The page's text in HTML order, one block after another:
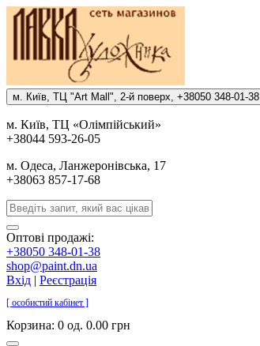
м. Киïв, ТЦ "Art Mall", 2-й поверх, +38050 348-01-38
м. Киïв, ТЦ «Олiмпiйський»
+38044 593-26-05
м. Одеса, Ланжеронiвська, 17
+38063 857-17-68
Оптові продажі:
+38050 348-01-38
shop@paint.dn.ua
Вхід | Реєстрація
[ особистий кабінет ]
Корзина: 0 од. 0.00 грн